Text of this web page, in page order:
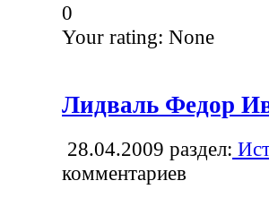
0
Your rating: None
Лидваль Федор
28.04.2009 раздел:
комментариев